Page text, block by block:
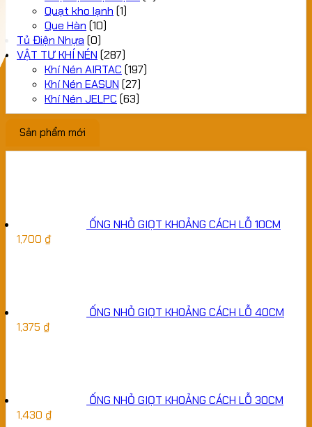
Quạt kho lạnh (1)
Que Hàn (10)
Tủ Điện Nhựa (0)
VẬT TƯ KHÍ NÉN (287)
Khí Nén AIRTAC (197)
Khí Nén EASUN (27)
Khí Nén JELPC (63)
Sản phẩm mới
ỐNG NHỎ GIỌT KHOẢNG CÁCH LỖ 10CM
1,700 ₫
ỐNG NHỎ GIỌT KHOẢNG CÁCH LỖ 40CM
1,375 ₫
ỐNG NHỎ GIỌT KHOẢNG CÁCH LỖ 30CM
1,430 ₫